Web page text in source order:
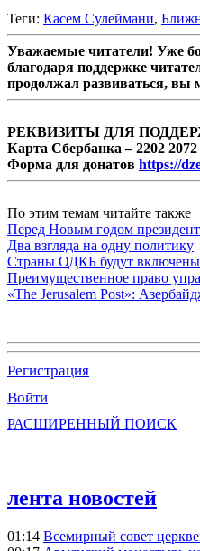
Теги: Касем Сулеймани,
Уважаемые читатели! Уже
благодаря поддержке
продолжал развиваться, вы
РЕКВИЗИТЫ ДЛЯ
Карта Сбербанка – 2202 2072
Форма для донатов https://
По этим темам читайте также
Перед Новым годом
Два взгляда на одну политику
Страны ОДКБ будут включены
Преимущественное право
«The Jerusalem Post»:
Регистрация
Войти
РАСШИРЕННЫЙ ПОИСК
лента новостей
01:14 Всемирный совет